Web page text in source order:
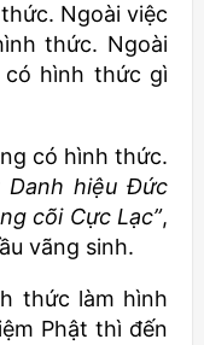
Ngoài việc
thức. Ngoài
có hình thức gì
có hình thức.
Danh hiệu Đức
cõi Cực Lạc”,
vãng sinh.
thức làm hình
Phật thì đến